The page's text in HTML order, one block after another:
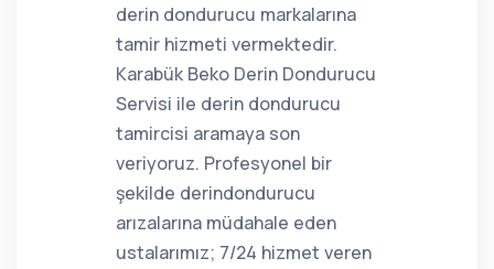
derin dondurucu markalarına
tamir hizmeti vermektedir.
Karabük Beko Derin Dondurucu
Servisi ile derin dondurucu
tamircisi aramaya son
veriyoruz. Profesyonel bir
şekilde derindondurucu
arızalarına müdahale eden
ustalarımız; 7/24 hizmet veren